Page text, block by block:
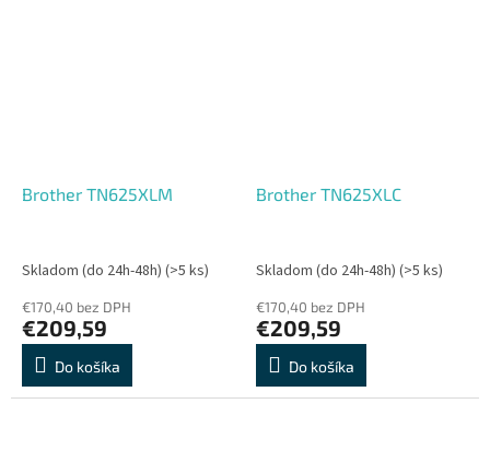
Brother TN625XLM
Skladom (do 24h-48h) (>5 ks)
€170,40 bez DPH
€209,59
Do košíka
Brother TN625XLC
Skladom (do 24h-48h) (>5 ks)
€170,40 bez DPH
€209,59
Do košíka